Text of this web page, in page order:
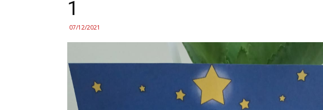
1
07/12/2021